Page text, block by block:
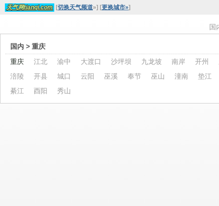
天气网tianqi.com [切换天气频道»] [更换城市»]
国
国内 > 重庆
重庆
江北 渝中 大渡口 沙坪坝 九龙坡 南岸 开州
涪陵
开县 城口 云阳 巫溪 奉节 巫山 潼南
垫江
綦江
酉阳 秀山